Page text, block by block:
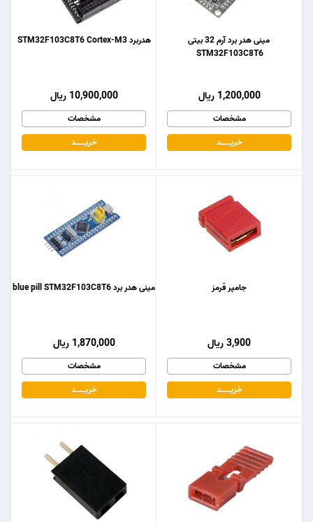
هدربرد STM32F103C8T6 Cortex-M3
10,900,000 ریال
مشخصات
خریـــــــد
مینی هدر برد آرم 32 بیتی
STM32F103C8T6
1,200,000 ریال
مشخصات
خریـــــــد
مینی هدر برد blue pill STM32F103C8T6
1,870,000 ریال
مشخصات
خریـــــــد
جامپر قرمز
3,900 ریال
مشخصات
خریـــــــد